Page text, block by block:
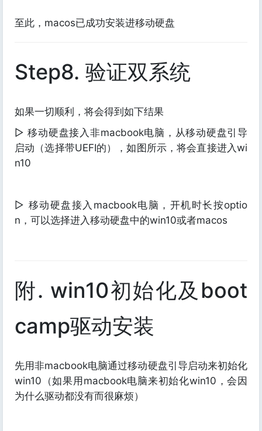
至此，macos已成功安装进移动硬盘
Step8. 验证双系统
如果一切顺利，将会得到如下结果
▷ 移动硬盘接入非macbook电脑，从移动硬盘引导
启动（选择带UEFI的），如图所示，将会直接进入wi
n10
▷ 移动硬盘接入macbook电脑，开机时长按optio
n，可以选择进入移动硬盘中的win10或者macos
附. win10初始化及boot
camp驱动安装
先用非macbook电脑通过移动硬盘引导启动来初始化
win10（如果用macbook电脑来初始化win10，会因
为什么驱动都没有而很麻烦）